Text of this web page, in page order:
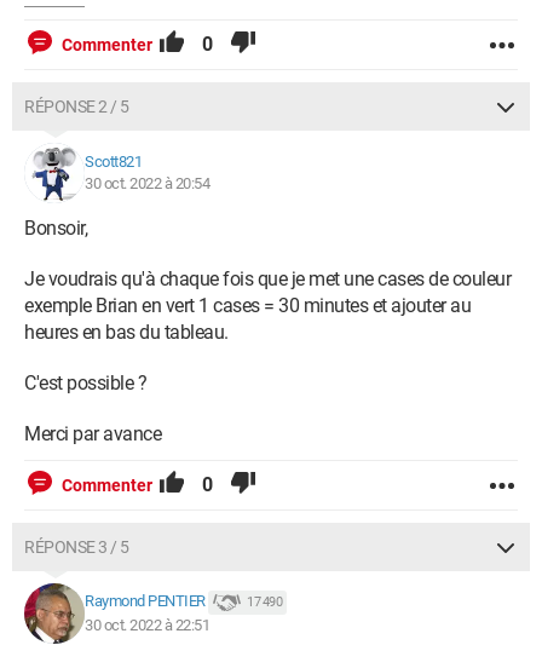
Commenter 0
RÉPONSE 2 / 5
Scott821
30 oct. 2022 à 20:54
Bonsoir,
Je voudrais qu'à chaque fois que je met une cases de couleur
exemple Brian en vert 1 cases = 30 minutes et ajouter au
heures en bas du tableau.
C'est possible ?
Merci par avance
Commenter 0
RÉPONSE 3 / 5
Raymond PENTIER 17 490
30 oct. 2022 à 22:51